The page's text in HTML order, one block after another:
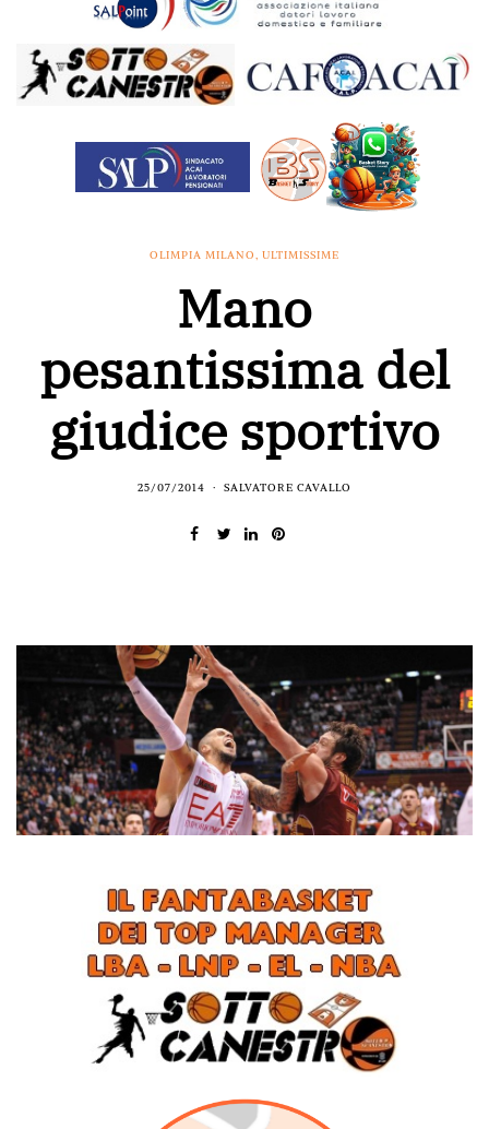
OLIMPIA MILANO, ULTIMISSIME
Mano
pesantissima del
giudice sportivo
25/07/2014 SALVATORE CAVALLO